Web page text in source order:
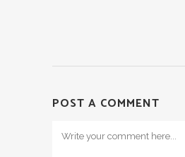
POST A COMMENT